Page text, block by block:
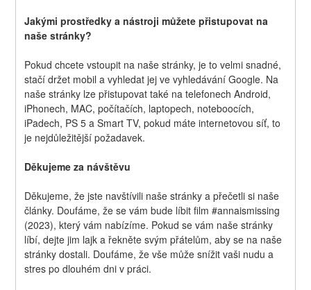
Jakými prostředky a nástroji můžete přistupovat na
naše stránky?
Pokud chcete vstoupit na naše stránky, je to velmi snadné,
stačí držet mobil a vyhledat jej ve vyhledávání Google. Na
naše stránky lze přistupovat také na telefonech Android,
iPhonech, MAC, počítačích, laptopech, noteboocích,
iPadech, PS 5 a Smart TV, pokud máte internetovou síť, to
je nejdůležitější požadavek.
Děkujeme za návštěvu
Děkujeme, že jste navštívili naše stránky a přečetli si naše
články. Doufáme, že se vám bude líbit film #annaismissing
(2023), který vám nabízíme. Pokud se vám naše stránky
líbí, dejte jim lajk a řekněte svým přátelům, aby se na naše
stránky dostali. Doufáme, že vše může snížit vaši nudu a
stres po dlouhém dni v práci.